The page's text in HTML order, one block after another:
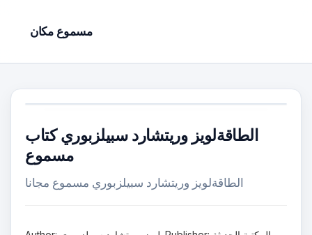
مسموع مكان
الطاقةلويز وريتشارد سبيلزبوري كتاب
مسموع
الطاقةلويز وريتشارد سبيلزبوري مسموع مجانا